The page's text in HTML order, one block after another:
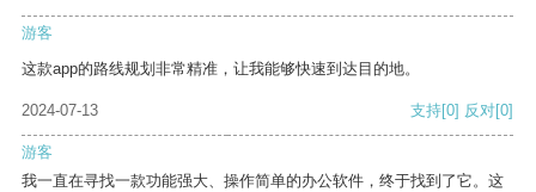
游客
这款app的路线规划非常精准，让我能够快速到达目的地。
2024-07-13 支持[0] 反对[0]
游客
我一直在寻找一款功能强大、操作简单的办公软件，终于找到了它。这